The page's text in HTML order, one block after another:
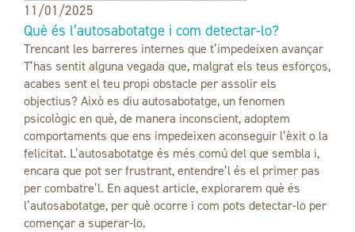
11/01/2025
Què és l’autosabotatge i com detectar-lo?
Trencant les barreres internes que t’impedeixen avançar
T’has sentit alguna vegada que, malgrat els teus esforços,
acabes sent el teu propi obstacle per assolir els
objectius? Això es diu autosabotatge, un fenomen
psicològic en què, de manera inconscient, adoptem
comportaments que ens impedeixen aconseguir l’èxit o la
felicitat. L’autosabotatge és més comú del que sembla i,
encara que pot ser frustrant, entendre’l és el primer pas
per combatre’l. En aquest article, explorarem què és
l’autosabotatge, per què ocorre i com pots detectar-lo per
començar a superar-lo.